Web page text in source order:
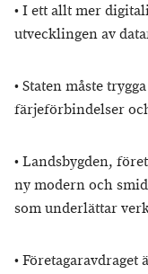
•I ett allt mer
utvecklingen av
•Staten måste
färjeförbindelser
•Landsbygden,
ny modern och
som underlättar
•Företagaravdraget